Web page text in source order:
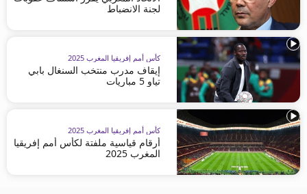
لجنة الانضباط
كأس أمم إفريقيا المغرب 2025
إيقاف مدرب منتخب السنغال بابي
تياو 5 مباريات
كأس أمم إفريقيا المغرب 2025
أرقام قياسية ملفتة لكأس أمم إفريقيا
المغرب 2025